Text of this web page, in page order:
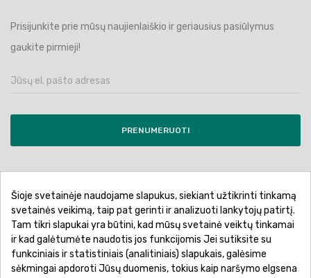
Prisijunkite prie mūsų naujienlaiškio ir geriausius pasiūlymus
gaukite pirmieji!
PRENUMERUOTI
Pirkimo sąlygos ir taisyklės
Privatumo politika
Garantinis aptarnavimas
Prekių pristatymas
Prekių grąžinimas
Atsiskaitymo būdai
Šioje svetainėje naudojame slapukus, siekiant užtikrinti tinkamą
svetainės veikimą, taip pat gerinti ir analizuoti lankytojų patirtį.
Tam tikri slapukai yra būtini, kad mūsų svetainė veiktų tinkamai
ir kad galėtumėte naudotis jos funkcijomis Jei sutiksite su
funkciniais ir statistiniais (analitiniais) slapukais, galėsime
sėkmingai apdoroti Jūsų duomenis, tokius kaip naršymo elgsena